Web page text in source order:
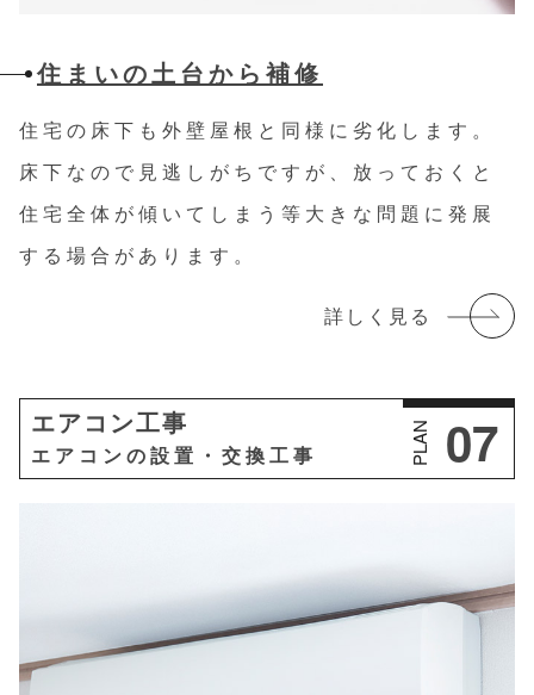
住まいの土台から補修
住宅の床下も外壁屋根と同様に劣化します。
床下なので見逃しがちですが、放っておくと
住宅全体が傾いてしまう等大きな問題に発展
する場合があります。
詳しく見る
エアコン工事
エアコンの設置・交換工事 PLAN 07